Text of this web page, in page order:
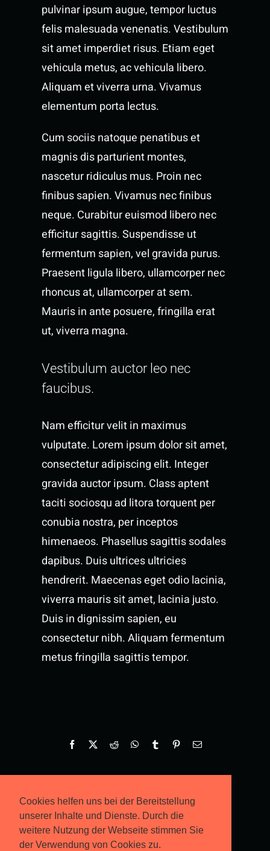
Cookies helfen uns bei der Bereitstellung
unserer Inhalte und Dienste. Durch die
weitere Nutzung der Webseite stimmen Sie
der Verwendung von Cookies zu.
pulvinar ipsum augue, tempor luctus
felis malesuada venenatis. Vestibulum
sit amet imperdiet risus. Etiam eget
vehicula metus, ac vehicula libero.
Aliquam et viverra urna. Vivamus
elementum porta lectus.
Cum sociis natoque penatibus et
magnis dis parturient montes,
nascetur ridiculus mus. Proin nec
finibus sapien. Vivamus nec finibus
neque. Curabitur euismod libero nec
efficitur sagittis. Suspendisse ut
fermentum sapien, vel gravida purus.
Praesent ligula libero, ullamcorper nec
rhoncus at, ullamcorper at sem.
Mauris in ante posuere, fringilla erat
ut, viverra magna.
Vestibulum auctor leo nec
faucibus.
Nam efficitur velit in maximus
vulputate. Lorem ipsum dolor sit amet,
consectetur adipiscing elit. Integer
gravida auctor ipsum. Class aptent
taciti sociosqu ad litora torquent per
conubia nostra, per inceptos
himenaeos. Phasellus sagittis sodales
dapibus. Duis ultrices ultricies
hendrerit. Maecenas eget odio lacinia,
viverra mauris sit amet, lacinia justo.
Duis in dignissim sapien, eu
consectetur nibh. Aliquam fermentum
metus fringilla sagittis tempor.
Facebook RedditWhatsApp
Tumblr Pinterest
E-